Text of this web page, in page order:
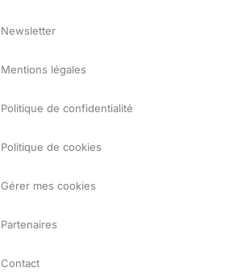
Newsletter
Mentions légales
Politique de confidentialité
Politique de cookies
Gérer mes cookies
Partenaires
Contact